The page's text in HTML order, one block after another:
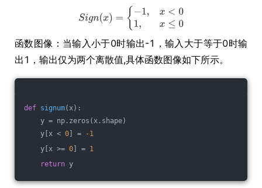
函数图像：当输入小于0时输出-1，输入大于等于0时输
出1，输出仅为两个离散值,具体函数图像如下所示。
def signum(x) :
y = np.zeros(x.shape)
y[x < 0] =
-1
y[x >= 0] = 1
return y